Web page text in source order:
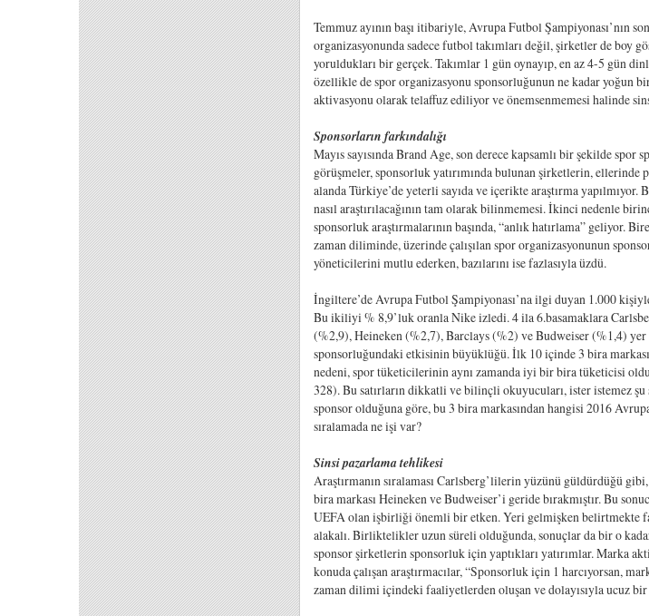
Temmuz ayının başı itibariyle, Avrupa Futbol Şampiyonası’nın
organizasyonunda sadece futbol takımları değil, şirketler de boy
yoruldukları bir gerçek. Takımlar 1 gün oynayıp, en az 4-5 gün
özellikle de spor organizasyonu sponsorluğunun ne kadar yoğun
aktivasyonu olarak telaffuz ediliyor ve önemsenmemesi halinde
Sponsorların farkındalığı
Mayıs sayısında Brand Age, son derece kapsamlı bir şekilde
görüşmeler, sponsorluk yatırımında bulunan şirketlerin,
alanda Türkiye’de yeterli sayıda ve içerikte araştırma
nasıl araştırılacağının tam olarak bilinmemesi. İkinci nedenle
sponsorluk araştırmalarının başında, “anlık hatırlama” geliyor.
zaman diliminde, üzerinde çalışılan spor organizasyonunun
yöneticilerini mutlu ederken, bazılarını ise fazlasıyla üzdü.
İngiltere’de Avrupa Futbol Şampiyonası’na ilgi duyan 1.000
Bu ikiliyi % 8,9’luk oranla Nike izledi. 4 ila 6.basamaklara
(%2,9), Heineken (%2,7), Barclays (%2) ve Budweiser (%1,4)
sponsorluğundaki etkisinin büyüklüğü. İlk 10 içinde 3 bira
nedeni, spor tüketicilerinin aynı zamanda iyi bir bira tüketicisi
328). Bu satırların dikkatli ve bilinçli okuyucuları, ister istemez
sponsor olduğuna göre, bu 3 bira markasından hangisi 2016
sıralamada ne işi var?
Sinsi pazarlama tehlikesi
Araştırmanın sıralaması Carlsberg’lilerin yüzünü güldürdüğü
bira markası Heineken ve Budweiser’i geride bırakmıştır. Bu
UEFA olan işbirliği önemli bir etken. Yeri gelmişken belirtmekte
alakalı. Birliktelikler uzun süreli olduğunda, sonuçlar da bir o
sponsor şirketlerin sponsorluk için yaptıkları yatırımlar. Marka
konuda çalışan araştırmacılar, “Sponsorluk için 1 harcıyorsan,
zaman dilimi içindeki faaliyetlerden oluşan ve dolayısıyla ucuz bir